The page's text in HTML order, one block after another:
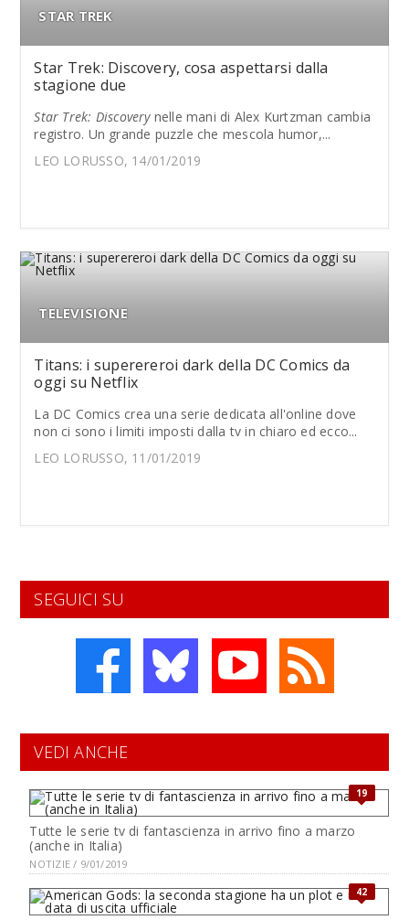
STAR TREK
Star Trek: Discovery, cosa aspettarsi dalla
stagione due
Star Trek: Discoverynelle mani di Alex Kurtzman cambia
registro. Un grande puzzle che mescola humor,...
LEO LORUSSO, 14/01/2019
TELEVISIONE
Titans: i superereroi dark della DC Comics da
oggi su Netflix
La DC Comics crea una serie dedicata all'online dove
non ci sono i limiti imposti dalla tv in chiaro ed ecco...
LEO LORUSSO, 11/01/2019
SEGUICI SU
VEDI ANCHE
19
Tutte le serie tv di fantascienza in arrivo fino a marzo
(anche in Italia)
NOTIZIE / 9/01/2019
42